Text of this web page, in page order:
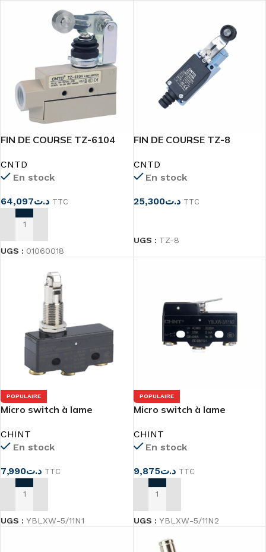
FIN DE COURSE TZ-6104
CNTD
En stock
د.ت64,097 TTC
AJOUTER AU PANIER
UGS : 01060018
FIN DE COURSE TZ-8
CNTD
En stock
د.ت25,300
TTC
UGS : TZ-8
POPULAIRE
Micro switch à lame
CHINT
En stock
د.ت7,990 TTC
AJOUTER AU PANIER
UGS : YBLXW-5/11N1
POPULAIRE
Micro switch à lame
CHINT
En stock
د.ت9,875 TTC
AJOUTER AU PANIER
UGS : YBLXW-5/11N2